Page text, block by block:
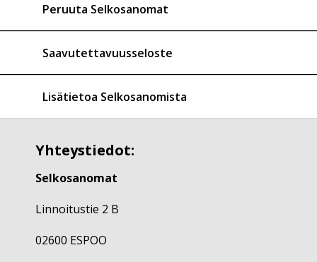
Peruuta Selkosanomat
Saavutettavuusseloste
Lisätietoa Selkosanomista
Yhteystiedot:
Selkosanomat
Linnoitustie 2 B
02600 ESPOO